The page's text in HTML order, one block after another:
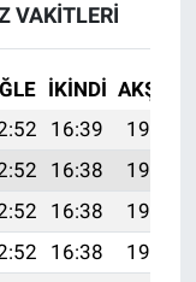
VAKITLERI
İKINDI AKŞAM
16:39
19:49
16:38
19:48
16:38
19:46
16:38
19:45